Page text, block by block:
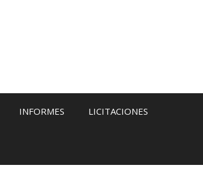
INFORMES LICITACIONES